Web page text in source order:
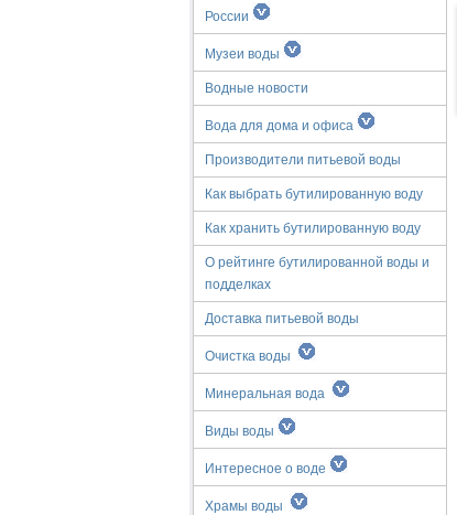
России
Музеи воды
Водные новости
Вода для дома и офиса
Производители питьевой воды
Как выбрать бутилированную воду
Как хранить бутилированную воду
О рейтинге бутилированной воды и
подделках
Доставка питьевой воды
Очистка воды
Минеральная вода
Виды воды
Интересное о воде
Храмы воды